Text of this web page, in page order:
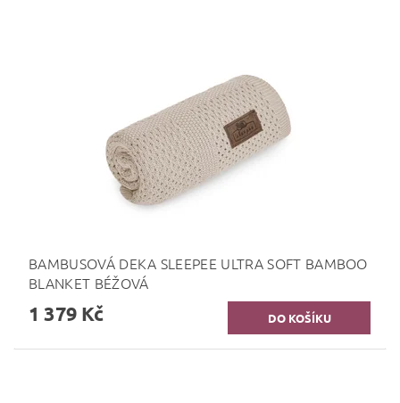
BAMBUSOVÁ DEKA SLEEPEE ULTRA SOFT BAMBOO
BLANKET BÉŽOVÁ
1 379 Kč